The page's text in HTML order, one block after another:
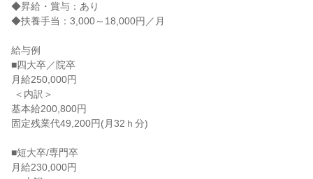
◆昇給・賞与：あり
◆扶養手当：3,000～18,000円／月
給与例
■四大卒／院卒
月給250,000円
基本給200,800円
固定残業代49,200円(月32ｈ分)
■短大卒/専門卒
月給230,000円